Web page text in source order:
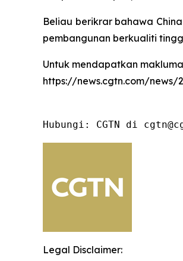
Beliau berikrar bahawa
pembangunan berkualiti
Untuk mendapatkan
https://news.cgtn.com/news/
Hubungi: CGTN di
Legal Disclaimer: